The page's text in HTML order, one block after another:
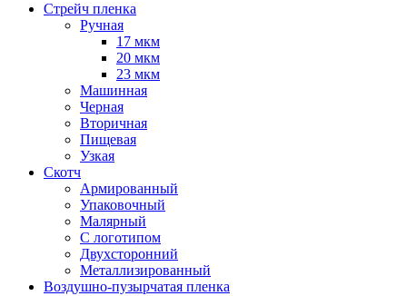
Стрейч пленка
Ручная
17 мкм
20 мкм
23 мкм
Машинная
Черная
Вторичная
Пищевая
Узкая
Скотч
Армированный
Упаковочный
Малярный
С логотипом
Двухсторонний
Металлизированный
Воздушно-пузырчатая пленка